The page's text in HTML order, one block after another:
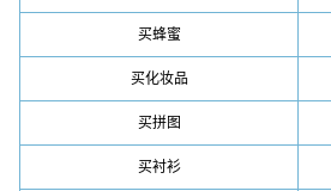
买蜂蜜
买化妆品
买拼图
买衬衫